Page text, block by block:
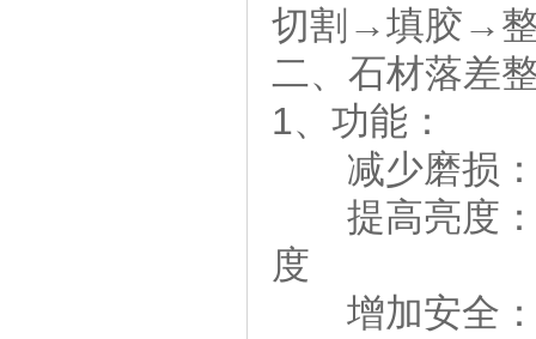
切割→填胶→
二、石材落差
1、功能：
减少磨损：
提高亮度：
度
增加安全：